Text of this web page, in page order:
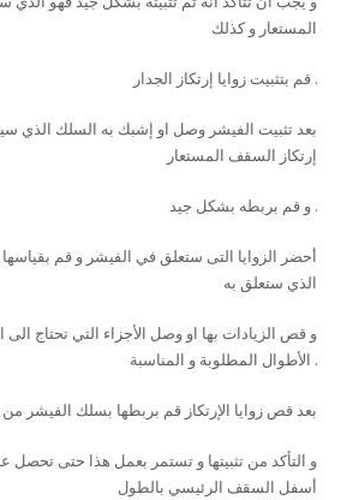
المستعار و كذلك
قم بتثبيت زوايا إرتكاز الجدار .
بعد تثبيت الفيشر وصل او إشبك به السلك الذي
إرتكاز السقف المستعار
و قم بربطه بشكل جيد .
الذي ستعلق به
و قص الزيادات بها او وصل الأجزاء التي تحتاج
الأطوال المطلوبة و المناسبة .
6- بعد قص زوايا الإرتكاز قم بربطها بسلك الفيشر
و التأكد من تثبيتها و تستمر بعمل هذا حتى تحصل
أسفل السقف الرئيسي بالطول